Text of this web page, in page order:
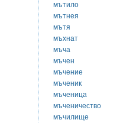
мътило
мътнея
мътя
мъхнат
мъча
мъчен
мъчение
мъченик
мъченица
мъченичество
мъчилище